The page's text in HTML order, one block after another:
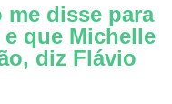
me disse para
que Michelle
diz Flávio